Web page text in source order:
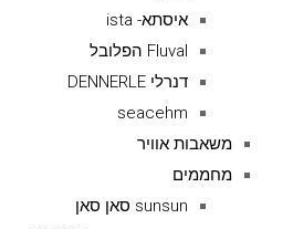
איסתא- ista
Fluval הפלובל
דנרלי DENNERLE
seacehm
משאבות אוויר
מחממים
sunsun סאן סאן